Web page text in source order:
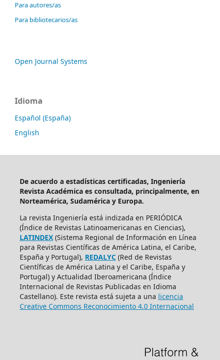
Para autores/as
Para bibliotecarios/as
Open Journal Systems
Idioma
Español (España)
English
De acuerdo a estadísticas certificadas, Ingeniería
Revista Académica es consultada, principalmente, en
Norteamérica, Sudamérica y Europa.
La revista Ingeniería está indizada en PERIÓDICA
(Índice de Revistas Latinoamericanas en Ciencias),
LATINDEX (Sistema Regional de Información en Línea
para Revistas Científicas de América Latina, el Caribe,
España y Portugal), REDALYC (Red de Revistas
Científicas de América Latina y el Caribe, España y
Portugal) y Actualidad Iberoamericana (Índice
Internacional de Revistas Publicadas en Idioma
Castellano). Este revista está sujeta a una licencia
Creative Commons Reconocimiento 4.0 Internacional